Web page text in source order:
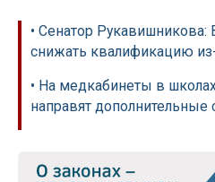
• Сенатор
снижать квалификацию
• На медкабинеты в
направят дополнительные